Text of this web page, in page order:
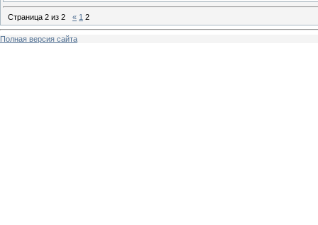
Страница 2 из 2 « 1 2
Полная версия сайта